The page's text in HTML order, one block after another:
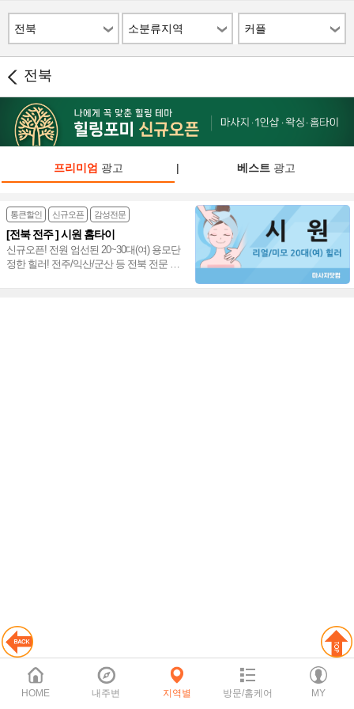
전북 소분류지역 커플
전북
프리미엄 광고 | 베스트광고
통큰할인 신규오픈 감성전문
[전북 전주 ] 시원 홈타이
신규오픈! 전원 엄선된 20~30대(여) 용모단
정한 힐러! 전주/익산/군산 등 전북 전문 가
HOME 내주변 지역별 방문/홈케어 MY